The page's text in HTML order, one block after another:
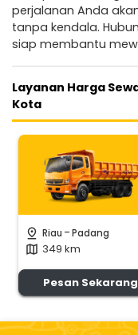
perjalanan Anda
tanpa kendala.
siap membantu
Layanan Harga
Kota
pin_drop Riau -Padang
map 349 km
Pesan Sekarang